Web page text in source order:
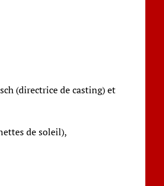
(directrice de casting) et
de soleil),